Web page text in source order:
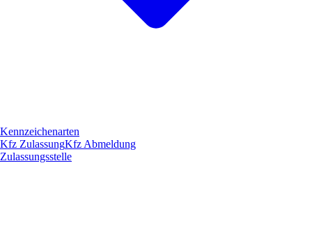
Kennzeichenarten
Kfz ZulassungKfz Abmeldung
Zulassungsstelle